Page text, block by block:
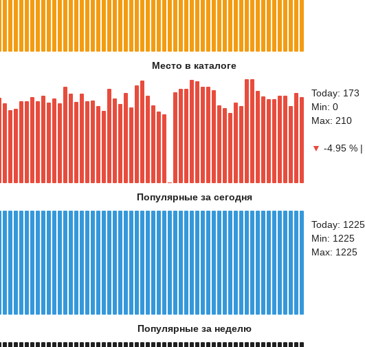
Место в каталоге
Today: 173
Min: 0
Max: 210
▼ -4.95 % |
Популярные за сегодня
Today: 1225
Min: 1225
Max: 1225
Популярные за неделю